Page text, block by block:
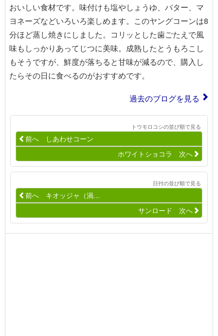
おいしい食材です。味付けも塩やしょうゆ、バター、マ
ヨネーズなどいろいろ楽しめます。このヤングコーンは8
分ほど蒸し焼きにしました。コリッとした歯ごたえで風
味もしっかりあってじつに美味。成熟したとうもろこし
もそうですが、鮮度が落ちると甘味が減るので、購入し
たらその日に食べるのがおすすめです。
過去のブログを見る
トウモロコシの並び順で見る
前へ しあわせコーン
ホワイトショコラ 次へ
日付の並び順で見る
前へ キオッジャ（渦…
サンロード 次へ